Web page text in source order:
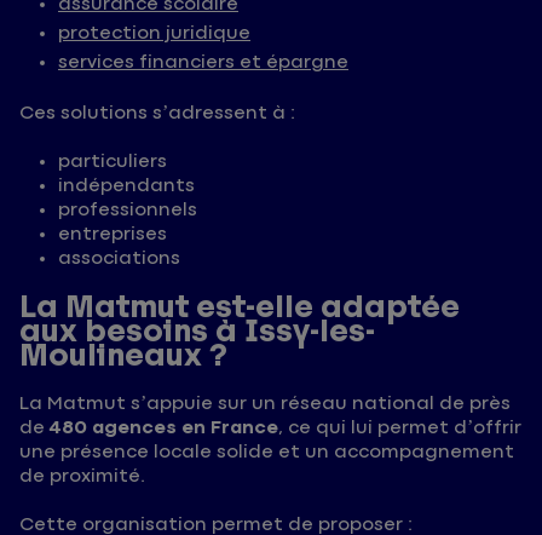
assurance scolaire
protection juridique
services financiers et épargne
Ces solutions s’adressent à :
particuliers
indépendants
professionnels
entreprises
associations
La Matmut est-elle adaptée
aux besoins à Issy-les-
Moulineaux ?
La Matmut s’appuie sur un réseau national de près
de480 agences en France, ce qui lui permet d’offrir
une présence locale solide et un accompagnement
de proximité.
Cette organisation permet de proposer :